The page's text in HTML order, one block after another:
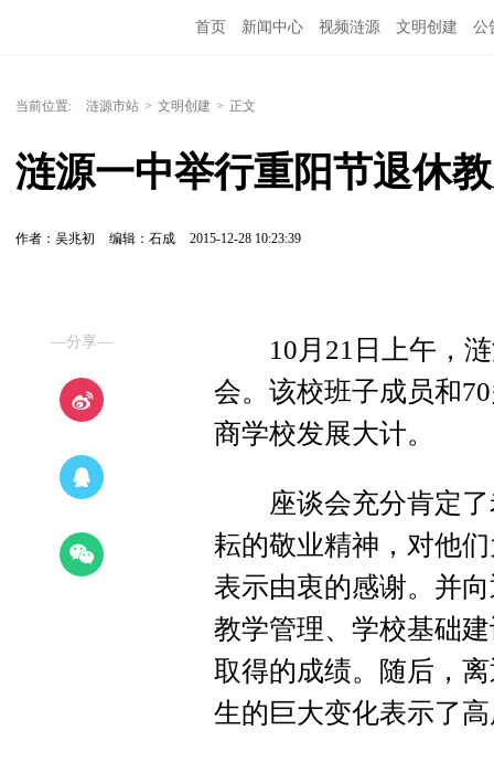
首页 新闻中心 视频涟源 文明创建 公
当前位置: 涟源市站 > 文明创建 > 正文
涟源一中举行重阳节退休
作者：吴兆初 编辑：石成 2015-12-28 10:23:39
—分享—
10月21日上午，涟
会。该校班子成员和
商学校发展大计。
座谈会充分肯定了
耘的敬业精神，对他
表示由衷的感谢。并
教学管理、学校基础
取得的成绩。随后，
生的巨大变化表示了